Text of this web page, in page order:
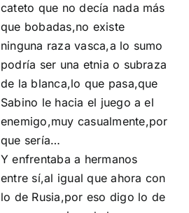
cateto que no decía nada más
que bobadas,no existe
ninguna raza vasca,a lo sumo
podría ser una etnia o subraza
de la blanca,lo que pasa,que
Sabino le hacia el juego a el
enemigo,muy casualmente,por
que sería…
Y enfrentaba a hermanos
entre sí,al igual que ahora con
lo de Rusia,por eso digo lo de